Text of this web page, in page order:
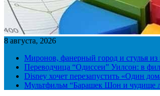
8 августа, 2026
Миронов, фанерный город и стулья из
Переводчица “Одиссеи” Уилсон: в
Disney хочет перезапустить «Один
Мультфильм “Барашек Шон и чудище